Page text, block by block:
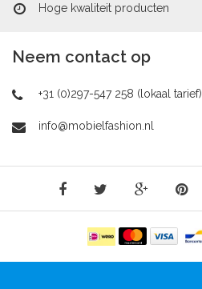
Hoge kwaliteit producten
Neem contact op
+31 (0)297-547 258 (lokaal tarief)
info@mobielfashion.nl